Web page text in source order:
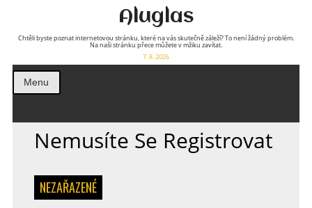
Aluglas
Chtěli byste poznat internetovou stránku, které na vás skutečně záleží? To není žádný problém.
Na naši stránku přece můžete v mžiku zavítat.
7. 8. 2026
Menu
Nemusíte Se Registrovat
NEZAŘAZENÉ